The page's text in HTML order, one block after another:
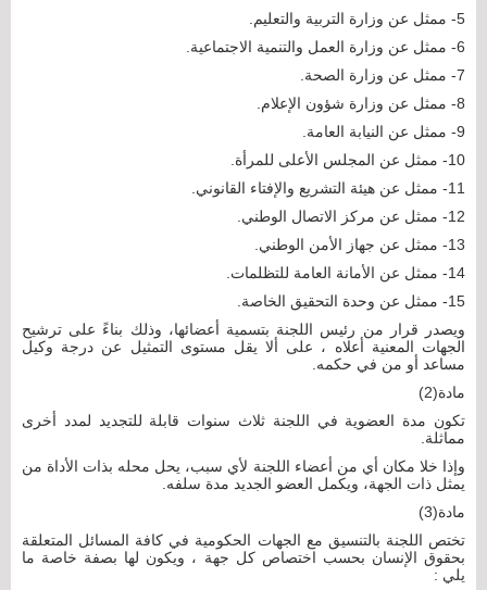
5- ممثل عن وزارة التربية والتعليم.
6- ممثل عن وزارة العمل والتنمية الاجتماعية.
7- ممثل عن وزارة الصحة.
8- ممثل عن وزارة شؤون الإعلام.
9- ممثل عن النيابة العامة.
10- ممثل عن المجلس الأعلى للمرأة.
11- ممثل عن هيئة التشريع والإفتاء القانوني.
12- ممثل عن مركز الاتصال الوطني.
13- ممثل عن جهاز الأمن الوطني.
14- ممثل عن الأمانة العامة للتظلمات.
15- ممثل عن وحدة التحقيق الخاصة.
ويصدر قرار من رئيس اللجنة بتسمية أعضائها، وذلك بناءً على ترشيح
الجهات المعنية أعلاه ، على ألا يقل مستوى التمثيل عن درجة وكيل
مساعد أو من في حكمه.
مادة(2)
تكون مدة العضوية في اللجنة ثلاث سنوات قابلة للتجديد لمدد أخرى
مماثلة.
وإذا خلا مكان أي من أعضاء اللجنة لأي سبب، يحل محله بذات الأداة من
يمثل ذات الجهة، ويكمل العضو الجديد مدة سلفه.
مادة(3)
تختص اللجنة بالتنسيق مع الجهات الحكومية في كافة المسائل المتعلقة
بحقوق الإنسان بحسب اختصاص كل جهة ، ويكون لها بصفة خاصة ما
يلي :